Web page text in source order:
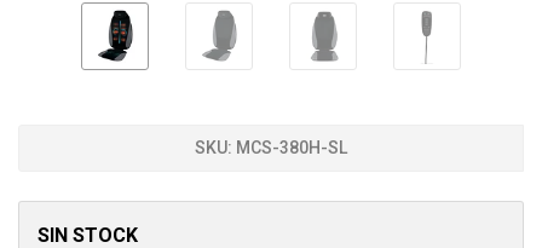
SKU: MCS-380H-SL
SIN STOCK